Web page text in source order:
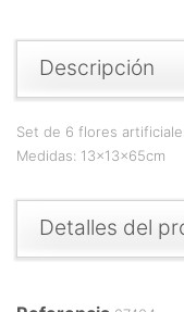
Descripción
Set de 6 flores
Medidas: 13x13x65cm
Detalles del